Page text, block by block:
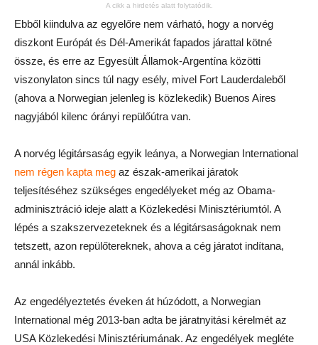
A cikk a hirdetés alatt folytatódik.
Ebből kiindulva az egyelőre nem várható, hogy a norvég
diszkont Európát és Dél-Amerikát fapados járattal kötné
össze, és erre az Egyesült Államok-Argentína közötti
viszonylaton sincs túl nagy esély, mivel Fort Lauderdaleből
(ahova a Norwegian jelenleg is közlekedik) Buenos Aires
nagyjából kilenc órányi repülőútra van.
A norvég légitársaság egyik leánya, a Norwegian International
nem régen kapta meg az észak-amerikai járatok
teljesítéséhez szükséges engedélyeket még az Obama-
adminisztráció ideje alatt a Közlekedési Minisztériumtól. A
lépés a szakszervezeteknek és a légitársaságoknak nem
tetszett, azon repülőtereknek, ahova a cég járatot indítana,
annál inkább.
Az engedélyeztetés éveken át húzódott, a Norwegian
International még 2013-ban adta be járatnyitási kérelmét az
USA Közlekedési Minisztériumának. Az engedélyek megléte